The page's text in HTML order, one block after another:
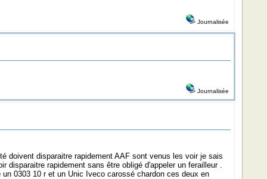
Journalisée
Journalisée
doivent disparaitre rapidement AAF sont venus les voir je sais
rapidement sans être obligé d'appeler un ferailleur .
0303 10 r et un Unic Iveco carossé chardon ces deux en